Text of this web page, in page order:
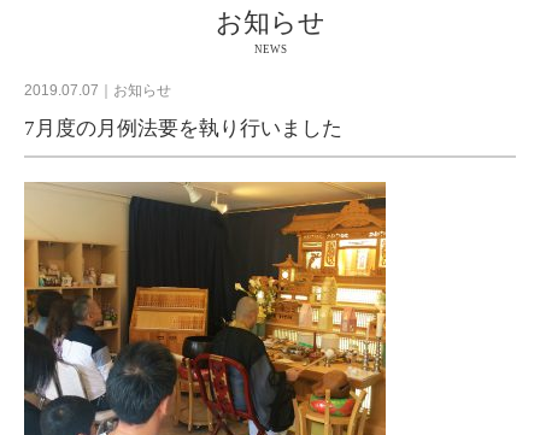
お知らせ
NEWS
2019.07.07 お知らせ
7月度の月例法要を執り行いました